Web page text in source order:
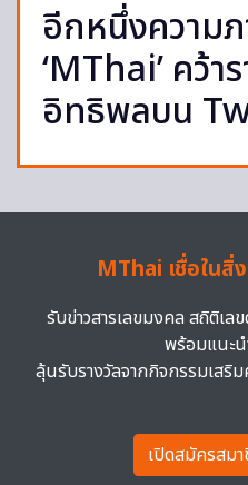
อีกหนึ่งความ
‘MThai’ คว้า
อิทธิพลบน
MThai เชื่อในสิ่
รับข่าวสารเลขมงคล สถิติเล
พร้อมแนะน
ลุ้นรับรางวัลจากกิจกรรมเสริ
เปิดสมัครสม